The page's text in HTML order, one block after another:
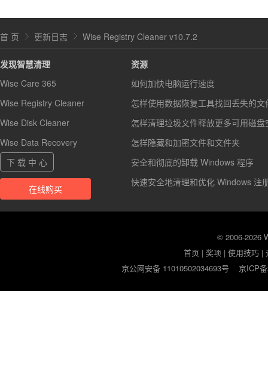
首 页 更新日志 Wise Registry Cleaner v10.7.2
发现智慧清理
Wise Care 365
Wise Registry Cleaner
Wise Disk Cleaner
Wise Data Recovery
下 载 中 心
在线购买
资源
如何加快电脑运行速度
怎样使用数据恢复工具找回丢失的文
怎样清理垃圾文件释放更多可用磁盘
怎样隐藏和加密文件和文件夹
安全和彻底的卸载 Windows 程序
快速安全地清理和优化 Windows 注
© 2006-2026
首页 |奖项 |使用技巧 |
京公网安备 11010502034693号
京ICP